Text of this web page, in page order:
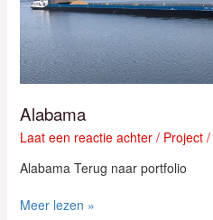
Alabama
Laat een reactie achter / Project/
Alabama Terug naar portfolio
Meer lezen »